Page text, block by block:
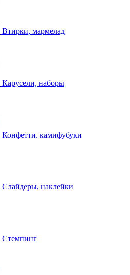
Втирки, мармелад
Карусели, наборы
Конфетти, камифубуки
Слайдеры, наклейки
Стемпинг